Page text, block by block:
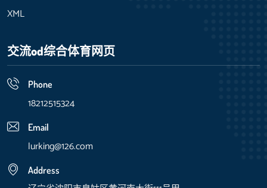
XML
交流od综合体育网页
Phone
18212515324
Email
lurking@126.com
Address